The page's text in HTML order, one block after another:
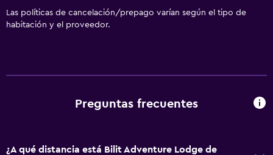
Las políticas de cancelación/prepago varían según el tipo de
habitación y el proveedor.
Preguntas frecuentes
¿A qué distancia está Bilit Adventure Lodge de